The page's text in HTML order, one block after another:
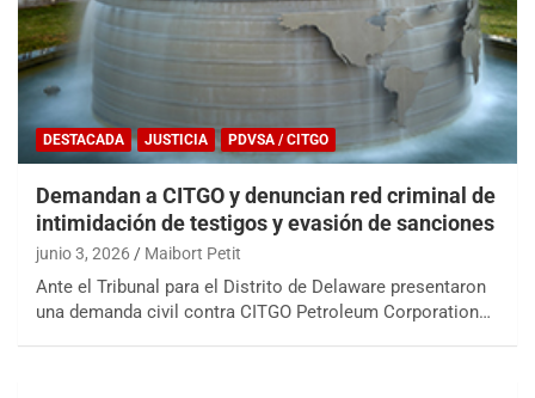
DESTACADA JUSTICIA PDVSA / CITGO
Demandan a CITGO y denuncian red criminal de
intimidación de testigos y evasión de sanciones
junio 3, 2026 Maibort Petit
Ante el Tribunal para el Distrito de Delaware presentaron
una demanda civil contra CITGO Petroleum Corporation…